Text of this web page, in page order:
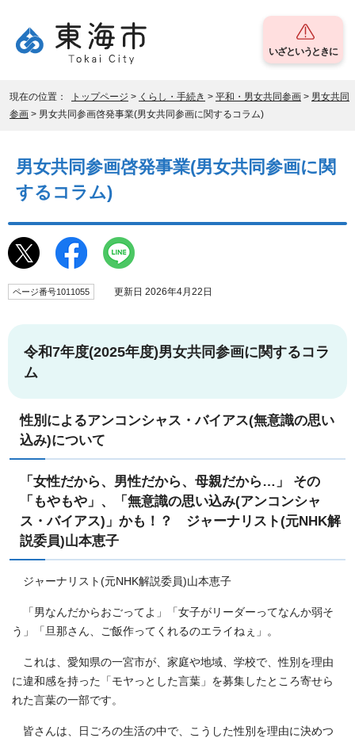
いざというときに
現在の位置： トップページ > くらし・手続き > 平和・男女共同参画 > 男女共同
参画 > 男女共同参画啓発事業(男女共同参画に関するコラム)
男女共同参画啓発事業(男女共同参画に関
するコラム)
ページ番号1011055 更新日 2026年4月22日
令和7年度(2025年度)男女共同参画に関するコラ
ム
性別によるアンコンシャス・バイアス(無意識の思い
込み)について
「女性だから、男性だから、母親だから…」 その
「もやもや」、「無意識の思い込み(アンコンシャ
ス・バイアス)」かも！？ ジャーナリスト(元NHK解
説委員)山本恵子
ジャーナリスト(元NHK解説委員)山本恵子
「男なんだからおごってよ」「女子がリーダーってなんか弱そ
う」「旦那さん、ご飯作ってくれるのエライねぇ」。
これは、愛知県の一宮市が、家庭や地域、学校で、性別を理由
に違和感を持った「モヤっとした言葉」を募集したところ寄せら
れた言葉の一部です。
皆さんは、日ごろの生活の中で、こうした性別を理由に決めつ